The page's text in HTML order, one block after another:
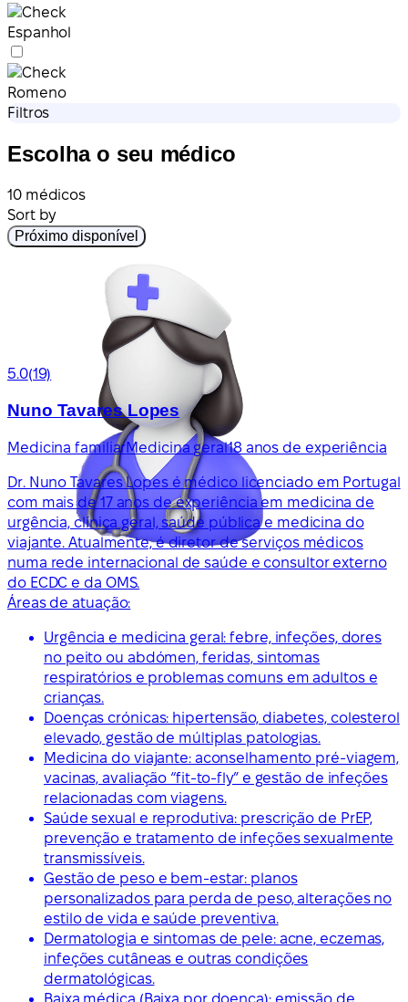
Espanhol
Romeno
Filtros
Escolha o seu médico
10 médicos
Sort by
Próximo disponível
5.0(19)
Nuno Tavares Lopes
Medicina familiarMedicina geral18 anos de experiência
Dr. Nuno Tavares Lopes é médico licenciado em Portugal
com mais de 17 anos de experiência em medicina de
urgência, clínica geral, saúde pública e medicina do
viajante. Atualmente, é diretor de serviços médicos
numa rede internacional de saúde e consultor externo
do ECDC e da OMS.
Áreas de atuação:
Urgência e medicina geral: febre, infeções, dores
no peito ou abdómen, feridas, sintomas
respiratórios e problemas comuns em adultos e
crianças.
Doenças crónicas: hipertensão, diabetes, colesterol
elevado, gestão de múltiplas patologias.
Medicina do viajante: aconselhamento pré-viagem,
vacinas, avaliação “fit-to-fly” e gestão de infeções
relacionadas com viagens.
Saúde sexual e reprodutiva: prescrição de PrEP,
prevenção e tratamento de infeções sexualmente
transmissíveis.
Gestão de peso e bem-estar: planos
personalizados para perda de peso, alterações no
estilo de vida e saúde preventiva.
Dermatologia e sintomas de pele: acne, eczemas,
infeções cutâneas e outras condições
dermatológicas.
Baixa médica (Baixa por doença): emissão de